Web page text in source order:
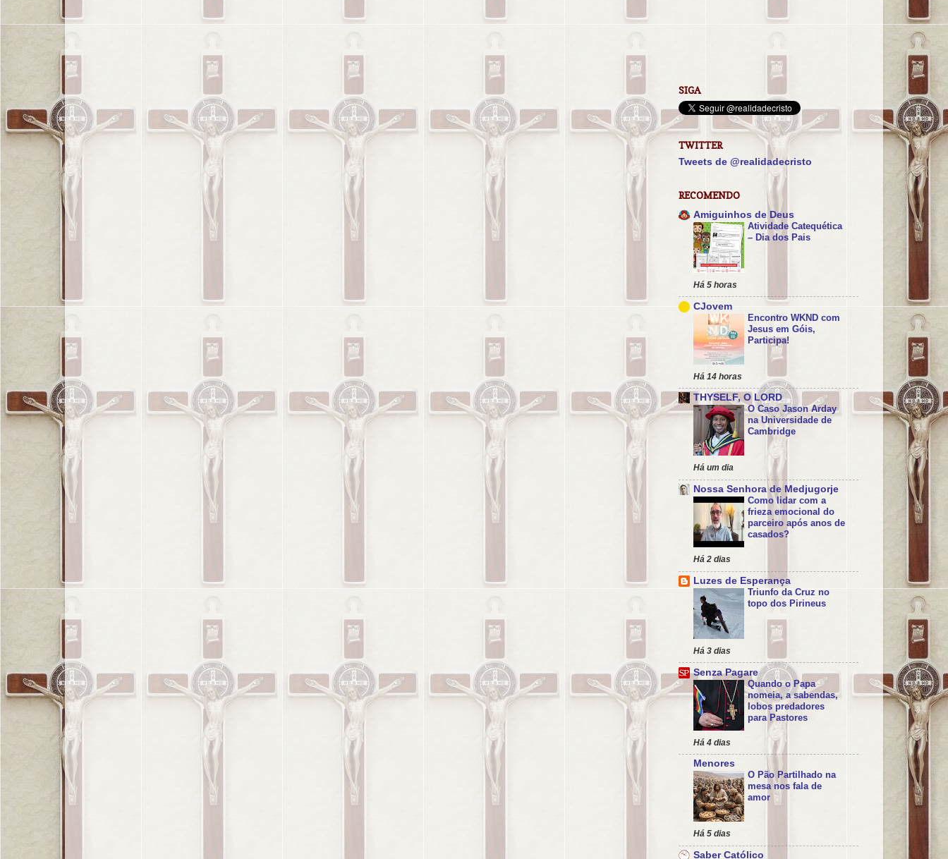
SIGA
TWITTER
Tweets de @realidadecristo
RECOMENDO
Amiguinhos de Deus
Atividade Catequética
– Dia dos Pais
Há 5 horas
CJovem
Encontro WKND com
Jesus em Góis,
Participa!
Há 14 horas
THYSELF, O LORD
O Caso Jason Arday
na Universidade de
Cambridge
Há um dia
Nossa Senhora de Medjugorje
Como lidar com a
frieza emocional do
parceiro após anos de
casados?
Há 2 dias
Luzes de Esperança
Triunfo da Cruz no
topo dos Pirineus
Há 3 dias
Senza Pagare
Quando o Papa
nomeia, a sabendas,
lobos predadores
para Pastores
Há 4 dias
Menores
O Pão Partilhado na
mesa nos fala de
amor
Há 5 dias
Saber Católico